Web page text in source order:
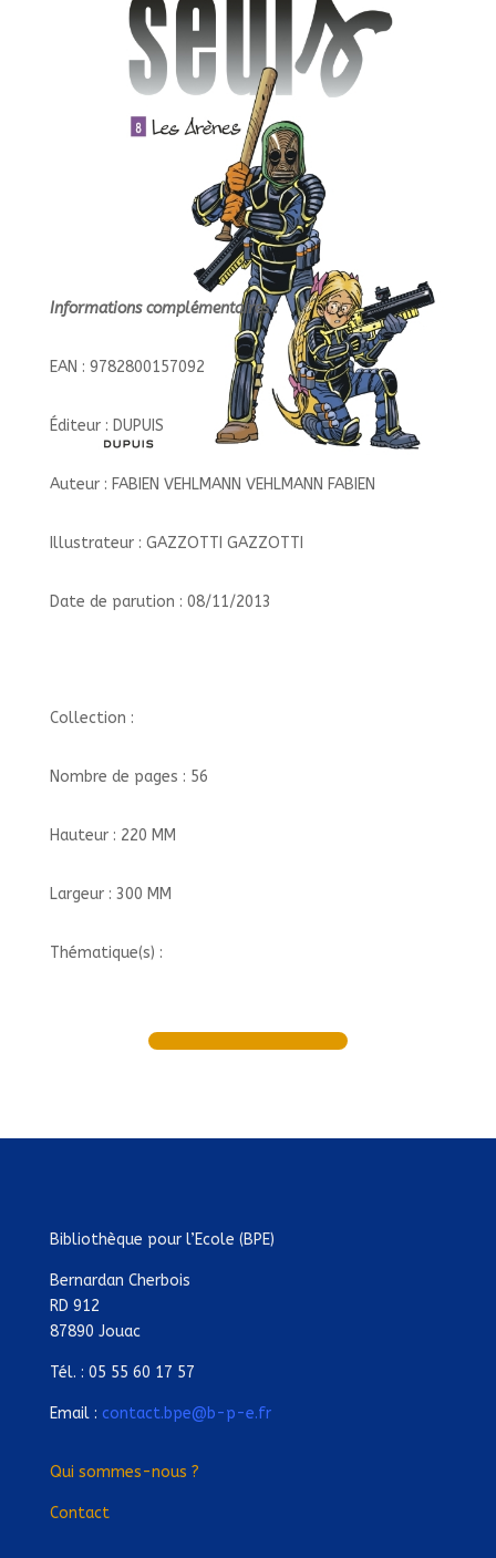
Informations complémentaires :
EAN : 9782800157092
Éditeur : DUPUIS
Auteur : FABIEN VEHLMANN VEHLMANN FABIEN
Illustrateur : GAZZOTTI GAZZOTTI
Date de parution : 08/11/2013
Collection :
Nombre de pages : 56
Hauteur : 220 MM
Largeur : 300 MM
Thématique(s) :
Bibliothèque pour l’Ecole (BPE)
Bernardan Cherbois
RD 912
87890 Jouac
Tél. : 05 55 60 17 57
Email : contact.bpe@b-p-e.fr
Qui sommes-nous ?
Contact